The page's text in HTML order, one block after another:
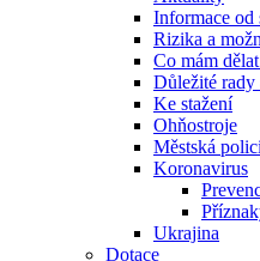
Informace od
Rizika a
Co mám
Důležité rady
Ke stažení
Ohňostroje
Městská
Koronavirus
Ukrajina
Dotace